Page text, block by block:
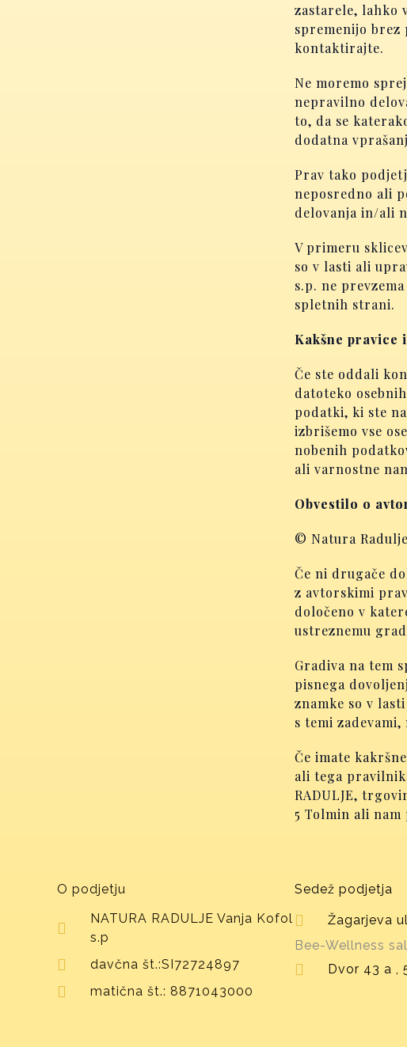
zastarele, lahko
spremenijo brez
kontaktirajte.
Ne moremo
nepravilno
to, da se
dodatna
Prav tako
neposredno ali
delovanja in/ali
V primeru
so v lasti ali
s.p. ne
spletnih strani.
Kakšne pravice
Če ste oddali
datoteko
podatki, ki ste
izbrišemo vse
nobenih
ali varnostne
Obvestilo o
© Natura
Če ni drugače
z avtorskimi
določeno v
ustreznemu
Gradiva na tem
pisnega
znamke so v
s temi
Če imate
ali tega
RADULJE,
5 Tolmin ali
O podjetju
NATURA RADULJE Vanja Kofol
s.p
davčna št.:SI72724897
matična št.: 8871043000
Sedež podjetja
Žagarjeva
Bee-Wellness
Dvor 43 a ,